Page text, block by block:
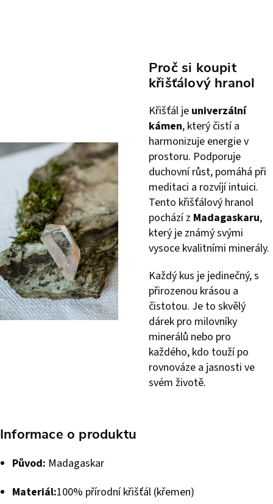
Proč si koupit
křišťálový hranol
Křišťál je univerzální
kámen, který čistí a
harmonizuje energie v
prostoru. Podporuje
duchovní růst, pomáhá při
meditaci a rozvíjí intuici.
Tento křišťálový hranol
pochází z Madagaskaru,
který je známý svými
vysoce kvalitními minerály.
Každý kus je jedinečný, s
přirozenou krásou a
čistotou. Je to skvělý
dárek pro milovníky
minerálů nebo pro
každého, kdo touží po
rovnováze a jasnosti ve
svém životě.
Informace o produktu
Původ: Madagaskar
Materiál:100% přírodní křišťál (křemen)